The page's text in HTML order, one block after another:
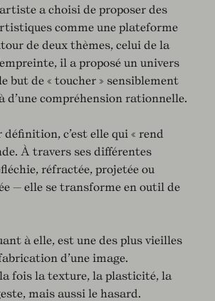
a choisi de proposer des
comme une plateforme
de deux thèmes, celui de la
il a proposé un univers
but de « toucher » sensiblement
d’une compréhension rationnelle.
c’est elle qui « rend
À travers ses différentes
réfractée, projetée ou
— elle se transforme en outil de
à elle, est une des plus vieilles
d’une image.
fois la texture, la plasticité, la
mais aussi le hasard.